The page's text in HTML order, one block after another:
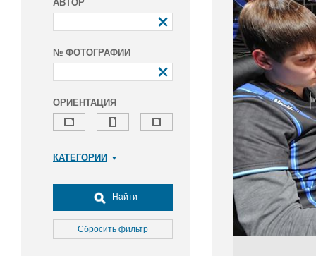
АВТОР
№ ФОТОГРАФИИ
ОРИЕНТАЦИЯ
КАТЕГОРИИ
Досуг, туризм и отдых
Культура
Медицина
Найти
Сбросить фильтр